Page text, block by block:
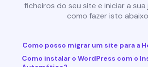
ficheiros do seu site e iniciar a sua
como fazer isto
Como posso migrar um site para a
Como instalar o WordPress com o